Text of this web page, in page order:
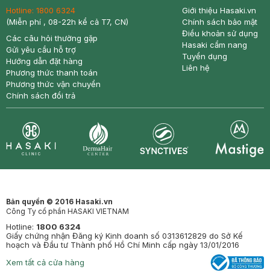
Hotline: 1800 6324
(Miễn phí , 08-22h kể cả T7, CN)
Các câu hỏi thường gặp
Gửi yêu cầu hỗ trợ
Hướng dẫn đặt hàng
Phương thức thanh toán
Phương thức vận chuyển
Chính sách đổi trả
Giới thiệu Hasaki.vn
Chính sách bảo mật
Điều khoản sử dụng
Hasaki cẩm nang
Tuyển dụng
Liên hệ
Bản quyền © 2016 Hasaki.vn
Công Ty cổ phần HASAKI VIETNAM
Hotline: 1800 6324
Giấy chứng nhận Đăng ký Kinh doanh số 0313612829 do Sở Kế
hoạch và Đầu tư Thành phố Hồ Chí Minh cấp ngày 13/01/2016
Xem tất cả cửa hàng